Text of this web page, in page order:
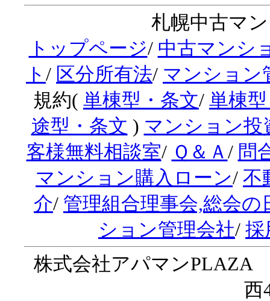
札幌中古マ
トップページ/ 中古マンシ
ト / 区分所有法/ マンション
規約( 単棟型・条文/ 単棟
途型・条文 ) マンション投
客様無料相談室/ Ｑ＆Ａ / 問
マンション購入ローン/ 不
介/ 管理組合理事会,総会の
ション管理会社/ 採
株式会社アパマン
西